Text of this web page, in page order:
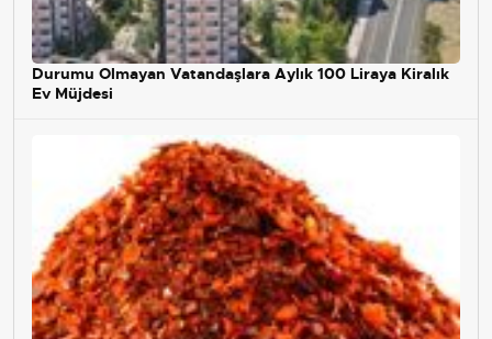
Durumu Olmayan Vatandaşlara Aylık 100 Liraya Kiralık
Ev Müjdesi